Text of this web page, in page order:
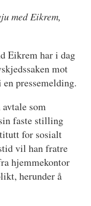
med Eikrem,
Eikrem har i dag
mot
pressemelding.
som
faste stilling
for sosialt
vil han fratre
hjemmekontor
herunder å